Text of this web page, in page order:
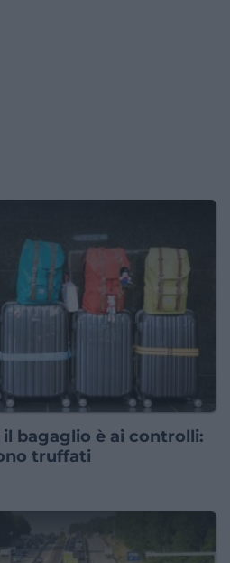
bagaglio è ai controlli:
truffati